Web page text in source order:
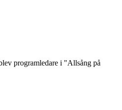
programledare i "Allsång på